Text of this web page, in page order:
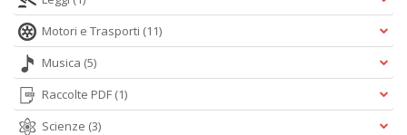
Motori e Trasporti (11)
Musica (5)
Raccolte PDF (1)
Scienze (3)